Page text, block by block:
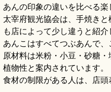
あんの印象の違いを比べる楽
太宰府観光協会は、手焼き
も店によって少し違うと紹介
あんこはすべてつぶあんで、
原材料は米粉・小豆・砂糖
植物性と案内されています。
食材の制限がある人は、店頭